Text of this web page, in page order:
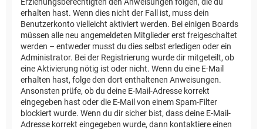
erhalten hast. Wenn dies nicht der Fall ist, muss dein
Benutzerkonto vielleicht aktiviert werden. Bei einigen Boards
müssen alle neu angemeldeten Mitglieder erst freigeschaltet
werden – entweder musst du dies selbst erledigen oder ein
Administrator. Bei der Registrierung wurde dir mitgeteilt, ob
eine Aktivierung nötig ist oder nicht. Wenn du eine E-Mail
erhalten hast, folge den dort enthaltenen Anweisungen.
Ansonsten prüfe, ob du deine E-Mail-Adresse korrekt
eingegeben hast oder die E-Mail von einem Spam-Filter
blockiert wurde. Wenn du dir sicher bist, dass deine E-Mail-
Adresse korrekt eingegeben wurde, dann kontaktiere einen